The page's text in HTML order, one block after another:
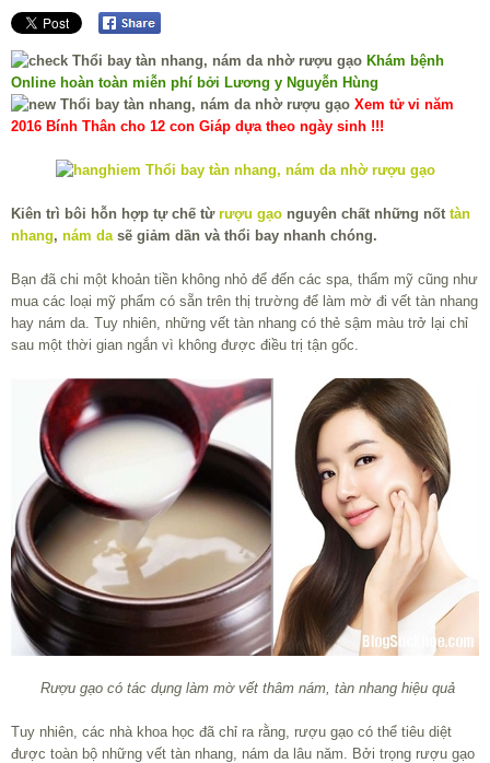
Khám bệnh
Online hoàn toàn miễn phí bởi Lương y Nguyễn Hùng
Xem tử vi năm
2016 Bính Thân cho 12 con Giáp dựa theo ngày sinh !!!
Kiên trì bôi hỗn hợp tự chế từ rượu gạo nguyên chất những nốt tàn
nhang, nám dasẽ giảm dần và thổi bay nhanh chóng.
Bạn đã chi một khoản tiền không nhỏ để đến các spa, thẩm mỹ cũng như
mua các loại mỹ phẩm có sẵn trên thị trường để làm mờ đi vết tàn nhang
hay nám da. Tuy nhiên, những vết tàn nhang có thẻ sậm màu trở lại chỉ
sau một thời gian ngắn vì không được điều trị tận gốc.
Rượu gạo có tác dụng làm mờ vết thâm nám, tàn nhang hiệu quả
Tuy nhiên, các nhà khoa học đã chỉ ra rằng, rượu gạo có thể tiêu diệt
được toàn bộ những vết tàn nhang, nám da lâu năm. Bởi trọng rượu gạo